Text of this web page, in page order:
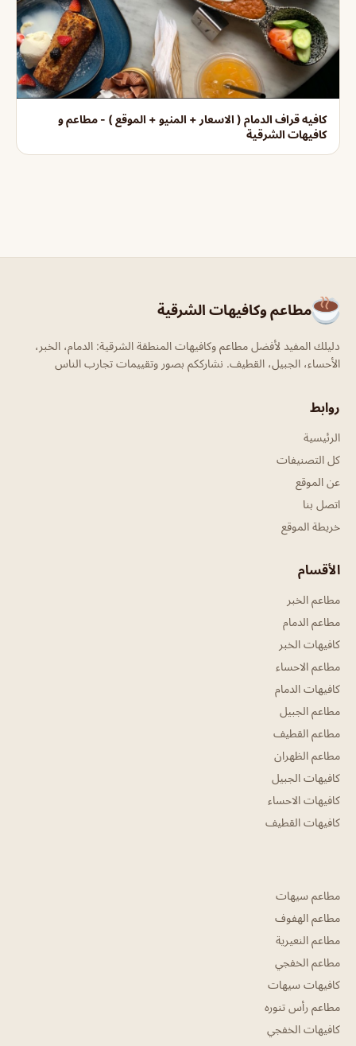
كافيه قراف الدمام ( الاسعار + المنيو + الموقع ) - مطاعم و
كافيهات الشرقية
مطاعم وكافيهات الشرقية
دليلك المفيد لأفضل مطاعم وكافيهات المنطقة الشرقية: الدمام، الخبر،
الأحساء، الجبيل، القطيف. نشارككم بصور وتقييمات تجارب الناس
روابط
الرئيسية
كل التصنيفات
عن الموقع
اتصل بنا
خريطة الموقع
الأقسام
مطاعم الخبر
مطاعم الدمام
كافيهات الخبر
مطاعم الاحساء
كافيهات الدمام
مطاعم الجبيل
مطاعم القطيف
مطاعم الظهران
كافيهات الجبيل
كافيهات الاحساء
كافيهات القطيف
مطاعم سيهات
مطاعم الهفوف
مطاعم النعيرية
مطاعم الخفجي
كافيهات سيهات
مطاعم رأس تنوره
كافيهات الخفجي